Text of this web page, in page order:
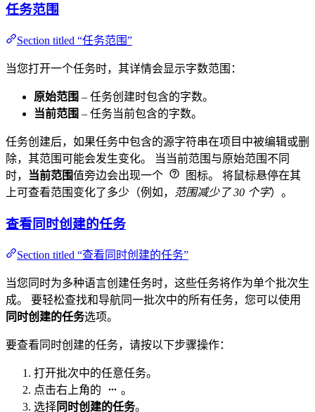
任务范围
Section titled “任务范围”
当您打开一个任务时，其详情会显示字数范围：
原始范围 – 任务创建时包含的字数。
当前范围 – 任务当前包含的字数。
任务创建后，如果任务中包含的源字符串在项目中被编辑或删
除，其范围可能会发生变化。 当当前范围与原始范围不同
时，
当前范围值旁边会出现一个
图标。 将鼠标悬停在其
上可查看范围变化了多少（例如，
范围减少了 30 个字）。
查看同时创建的任务
Section titled “查看同时创建的任务”
当您同时为多种语言创建任务时，这些任务将作为单个批次生
成。 要轻松查找和导航同一批次中的所有任务，您可以使用
同时创建的任务选项。
要查看同时创建的任务，请按以下步骤操作：
打开批次中的任意任务。
点击右上角的
。
选择同时创建的任务。